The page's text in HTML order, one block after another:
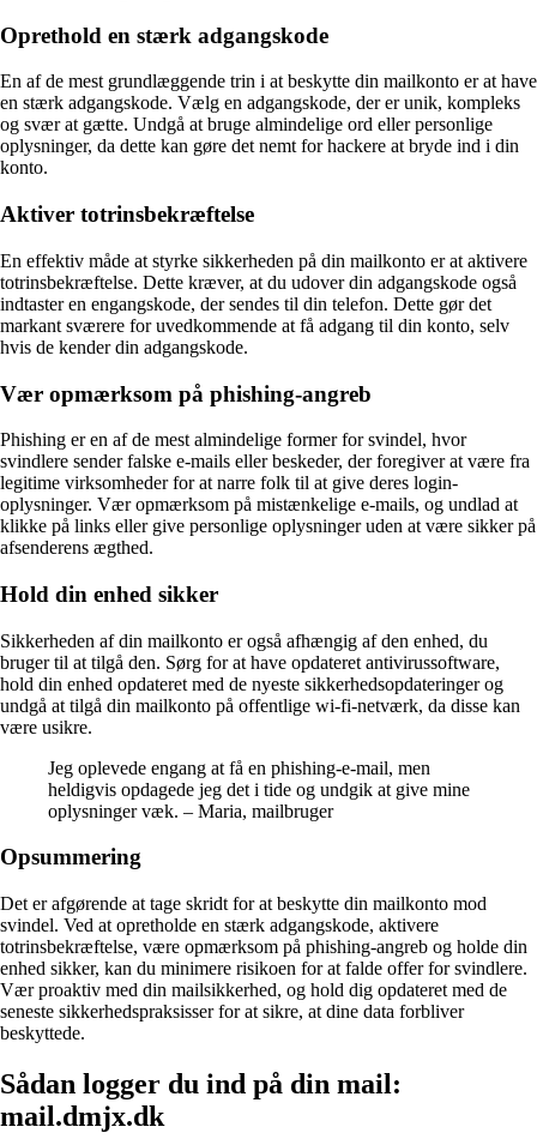
Oprethold en stærk adgangskode
En af de mest grundlæggende trin i at beskytte din mailkonto er at have
en stærk adgangskode. Vælg en adgangskode, der er unik, kompleks
og svær at gætte. Undgå at bruge almindelige ord eller personlige
oplysninger, da dette kan gøre det nemt for hackere at bryde ind i din
konto.
Aktiver totrinsbekræftelse
En effektiv måde at styrke sikkerheden på din mailkonto er at aktivere
totrinsbekræftelse. Dette kræver, at du udover din adgangskode også
indtaster en engangskode, der sendes til din telefon. Dette gør det
markant sværere for uvedkommende at få adgang til din konto, selv
hvis de kender din adgangskode.
Vær opmærksom på phishing-angreb
Phishing er en af de mest almindelige former for svindel, hvor
svindlere sender falske e-mails eller beskeder, der foregiver at være fra
legitime virksomheder for at narre folk til at give deres login-
oplysninger. Vær opmærksom på mistænkelige e-mails, og undlad at
klikke på links eller give personlige oplysninger uden at være sikker på
afsenderens ægthed.
Hold din enhed sikker
Sikkerheden af din mailkonto er også afhængig af den enhed, du
bruger til at tilgå den. Sørg for at have opdateret antivirussoftware,
hold din enhed opdateret med de nyeste sikkerhedsopdateringer og
undgå at tilgå din mailkonto på offentlige wi-fi-netværk, da disse kan
være usikre.
Jeg oplevede engang at få en phishing-e-mail, men
heldigvis opdagede jeg det i tide og undgik at give mine
oplysninger væk. – Maria, mailbruger
Opsummering
Det er afgørende at tage skridt for at beskytte din mailkonto mod
svindel. Ved at opretholde en stærk adgangskode, aktivere
totrinsbekræftelse, være opmærksom på phishing-angreb og holde din
enhed sikker, kan du minimere risikoen for at falde offer for svindlere.
Vær proaktiv med din mailsikkerhed, og hold dig opdateret med de
seneste sikkerhedspraksisser for at sikre, at dine data forbliver
beskyttede.
Sådan logger du ind på din mail:
mail.dmjx.dk